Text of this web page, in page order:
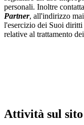
personali. Inoltre
Partner, all'indirizzo
l'esercizio dei Suoi diritti
relative al trattamento
Attività sul sito